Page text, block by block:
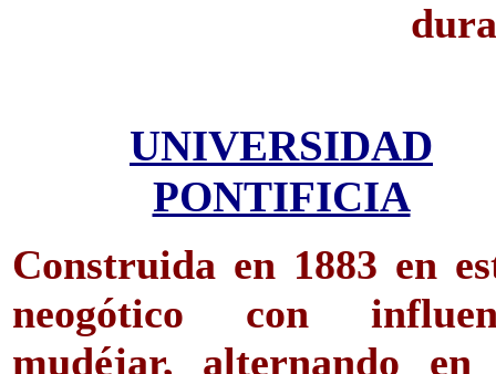
UNIVERSIDAD
PONTIFICIA
Construida en 1883 en
neogótico con
mudéjar, alternando en